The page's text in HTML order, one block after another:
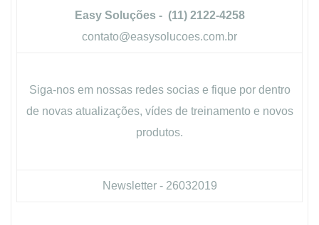
Easy Soluções - (11) 2122-4258
contato@easysolucoes.com.br
Siga-nos em nossas redes socias e fique por dentro
de novas atualizações, vídes de treinamento e novos
produtos.
Newsletter - 26032019